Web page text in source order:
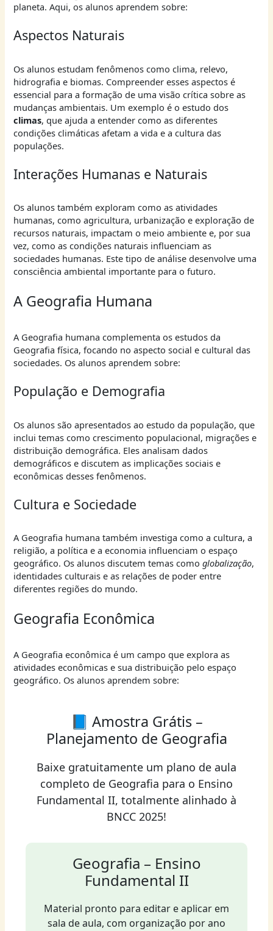
planeta. Aqui, os alunos aprendem sobre:
Aspectos Naturais
Os alunos estudam fenômenos como clima, relevo,
hidrografia e biomas. Compreender esses aspectos é
essencial para a formação de uma visão crítica sobre as
mudanças ambientais. Um exemplo é o estudo dos
climas, que ajuda a entender como as diferentes
condições climáticas afetam a vida e a cultura das
populações.
Interações Humanas e Naturais
Os alunos também exploram como as atividades
humanas, como agricultura, urbanização e exploração de
recursos naturais, impactam o meio ambiente e, por sua
vez, como as condições naturais influenciam as
sociedades humanas. Este tipo de análise desenvolve uma
consciência ambiental importante para o futuro.
A Geografia Humana
A Geografia humana complementa os estudos da
Geografia física, focando no aspecto social e cultural das
sociedades. Os alunos aprendem sobre:
População e Demografia
Os alunos são apresentados ao estudo da população, que
inclui temas como crescimento populacional, migrações e
distribuição demográfica. Eles analisam dados
demográficos e discutem as implicações sociais e
econômicas desses fenômenos.
Cultura e Sociedade
A Geografia humana também investiga como a cultura, a
religião, a política e a economia influenciam o espaço
geográfico. Os alunos discutem temas comoglobalização,
identidades culturais e as relações de poder entre
diferentes regiões do mundo.
Geografia Econômica
A Geografia econômica é um campo que explora as
atividades econômicas e sua distribuição pelo espaço
geográfico. Os alunos aprendem sobre:
📘 Amostra Grátis –
Planejamento de Geografia
Baixe gratuitamente um plano de aula
completo de Geografia para o Ensino
Fundamental II, totalmente alinhado à
BNCC 2025!
Geografia – Ensino
Fundamental II
Material pronto para editar e aplicar em
sala de aula, com organização por ano